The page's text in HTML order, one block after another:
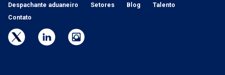
Despachante aduaneiro
Setores Blog
Talento
Contato